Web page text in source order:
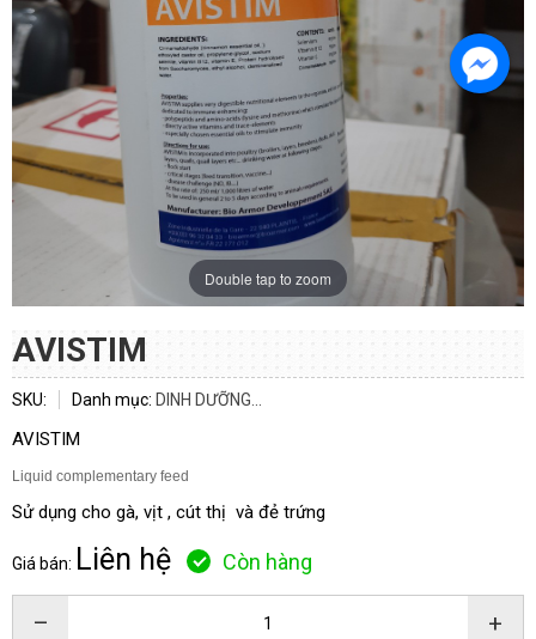
Double tap to zoom
AVISTIM
SKU: Danh mục: DINH DƯỠNG...
AVISTIM
Liquid complementary feed
Sử dụng cho gà, vịt , cút thị và đẻ trứng
Giá bán: Liên hệ Còn hàng
– +
ĐĂNG KÝ TƯ VẤN